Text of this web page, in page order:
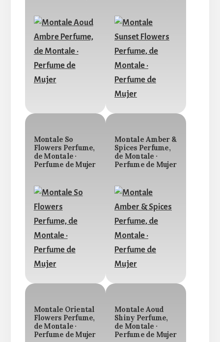
Montale So
Flowers Perfume,
de Montale ·
Perfume de Mujer
Montale Amber &
Spices Perfume,
de Montale ·
Perfume de Mujer
Montale Oriental
Flowers Perfume,
de Montale ·
Perfume de Mujer
Montale Aoud
Shiny Perfume,
de Montale ·
Perfume de Mujer